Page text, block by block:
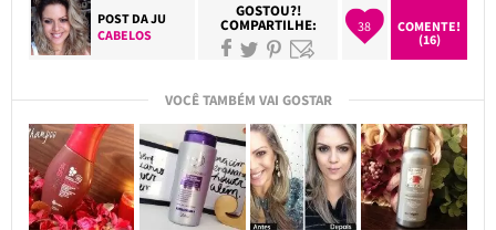
POST DAJU
CABELOS
GOSTOU?!
COMPARTILHE: 38
COMENTE!
(16)
VOCÊ TAMBÉM VAI GOSTAR